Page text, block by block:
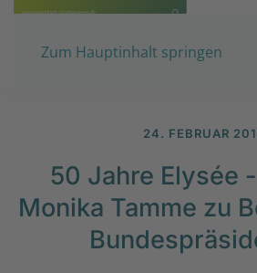
Zum Hauptinhalt springen
24. FEBRUAR
50 Jahre Elysée
Monika Tamme zu